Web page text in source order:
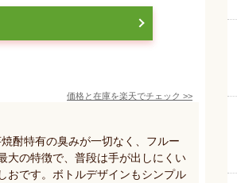
価格と在庫を楽天でチェック >>
酎特有の臭みが一切なく、フルー
大の特徴で、普段は手が出しにくい
おです。ボトルデザインもシンプル